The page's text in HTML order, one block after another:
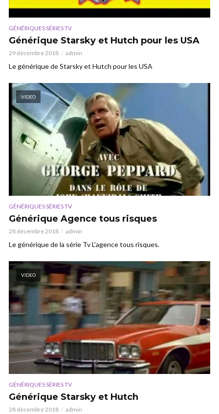
GÉNÉRIQUES SÉRIES TV
Générique Starsky et Hutch pour les USA
29 décembre 2018 admin
Le générique de Starsky et Hutch pour les USA
VIDEO
GÉNÉRIQUES SÉRIES TV
Générique Agence tous risques
28 décembre 2018 admin
Le générique de la série Tv L'agence tous risques.
VIDEO
GÉNÉRIQUES SÉRIES TV
Générique Starsky et Hutch
28 décembre 2018 admin